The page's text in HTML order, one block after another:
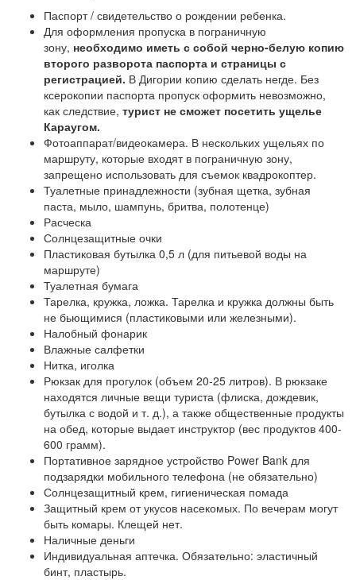
Паспорт / свидетельство о рождении ребенка.
Для оформления пропуска в пограничную
зону, необходимо иметь с собой черно-белую копию
второго разворота паспорта и страницы с
регистрацией. В Дигории копию сделать негде. Без
ксерокопии паспорта пропуск оформить невозможно,
как следствие, турист не сможет посетить ущелье
Караугом.
Фотоаппарат/видеокамера. В нескольких ущельях по
маршруту, которые входят в пограничную зону,
запрещено использовать для съемок квадрокоптер.
Туалетные принадлежности (зубная щетка, зубная
паста, мыло, шампунь, бритва, полотенце)
Расческа
Солнцезащитные очки
Пластиковая бутылка 0,5 л (для питьевой воды на
маршруте)
Туалетная бумага
Тарелка, кружка, ложка. Тарелка и кружка должны быть
не бьющимися (пластиковыми или железными).
Налобный фонарик
Влажные салфетки
Нитка, иголка
Рюкзак для прогулок (объем 20-25 литров). В рюкзаке
находятся личные вещи туриста (флиска, дождевик,
бутылка с водой и т. д.), а также общественные продукты
на обед, которые выдает инструктор (вес продуктов 400-
600 грамм).
Портативное зарядное устройство Power Bank для
подзарядки мобильного телефона (не обязательно)
Солнцезащитный крем, гигиеническая помада
Защитный крем от укусов насекомых. По вечерам могут
быть комары. Клещей нет.
Наличные деньги
Индивидуальная аптечка. Обязательно: эластичный
бинт, пластырь.